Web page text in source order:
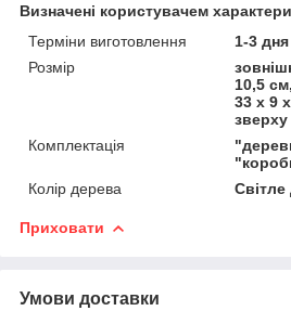
Визначені користувачем
Терміни виготовлення
1-3 дня
Розмір
10,5
33 x 9
зверху
Комплектація
Колір дерева
Приховати
Умови доставки